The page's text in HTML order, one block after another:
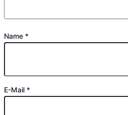
Name *
E-Mail *